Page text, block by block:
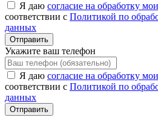
Я даю согласие на обработку
соответствии с Политикой по
данных
Отправить
Укажите ваш телефон
Я даю согласие на обработку
соответствии с Политикой по
данных
Отправить